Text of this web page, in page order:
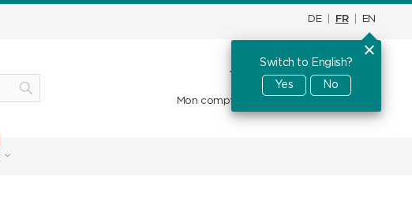
DE FR EN
Switch to English?
Yes
No
Panier d'achat CHF0.00
Mon compte